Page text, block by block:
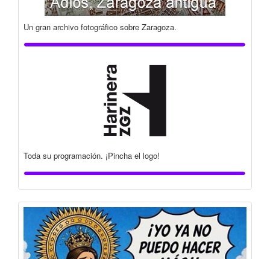
Un gran archivo fotográfico sobre Zaragoza.
Toda su programación. ¡Pincha el logo!